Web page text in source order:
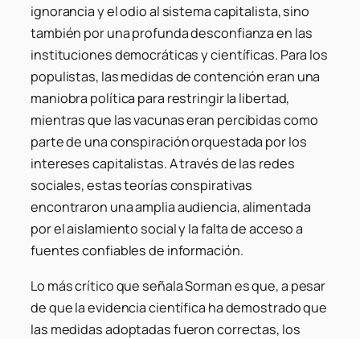
ignorancia y el odio al sistema capitalista, sino
también por una profunda desconfianza en las
instituciones democráticas y científicas. Para los
populistas, las medidas de contención eran una
maniobra política para restringir la libertad,
mientras que las vacunas eran percibidas como
parte de una conspiración orquestada por los
intereses capitalistas. A través de las redes
sociales, estas teorías conspirativas
encontraron una amplia audiencia, alimentada
por el aislamiento social y la falta de acceso a
fuentes confiables de información.
Lo más crítico que señala Sorman es que, a pesar
de que la evidencia científica ha demostrado que
las medidas adoptadas fueron correctas, los